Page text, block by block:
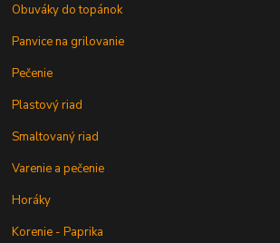
Obuváky do topánok
Panvice na grilovanie
Pečenie
Plastový riad
Smaltovaný riad
Varenie a pečenie
Horáky
Korenie - Paprika